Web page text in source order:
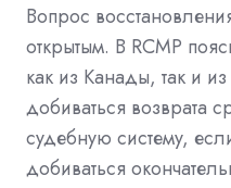
Вопрос
открытым. В RCMP
как из Канады, так и
добиваться возврата
судебную систему,
добиваться